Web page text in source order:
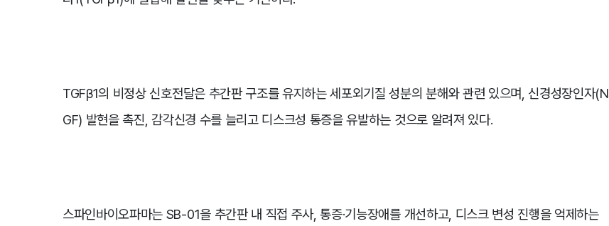
TGFβ1의 비정상 신호전달은 추간판 구조를 유지하는 세포외기질 성분의 분해와 관련 있으며, 신경성장인자(N
GF) 발현을 촉진, 감각신경 수를 늘리고 디스크성 통증을 유발하는 것으로 알려져 있다.
스파인바이오파마는 SB-01을 추간판 내 직접 주사, 통증·기능장애를 개선하고, 디스크 변성 진행을 억제하는